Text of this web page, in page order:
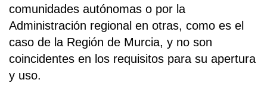
comunidades autónomas o por la
Administración regional en otras, como es el
caso de la Región de Murcia, y no son
coincidentes en los requisitos para su apertura
y uso.